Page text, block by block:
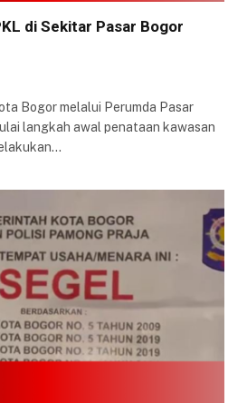
di Sekitar Pasar Bogor
Bogor melalui Perumda Pasar
langkah awal penataan kawasan